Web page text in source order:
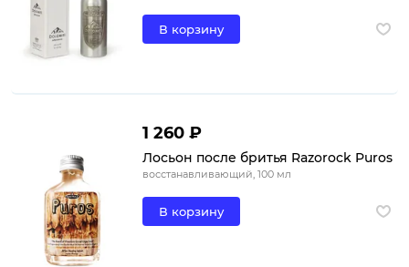
В корзину
1 260 ₽
Лосьон после бритья Razorock Puros
восстанавливающий, 100 мл
В корзину